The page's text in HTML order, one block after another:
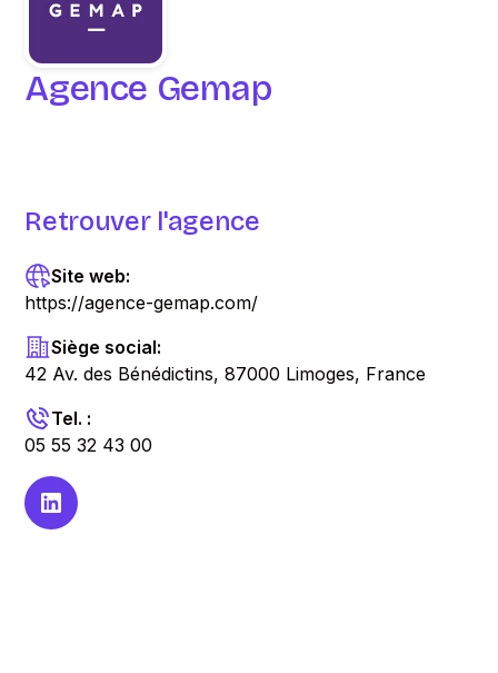
Agence Gemap
Retrouver l'agence
Site web:
https://agence-gemap.com/
Siège social:
42 Av. des Bénédictins, 87000 Limoges, France
Tel. :
05 55 32 43 00